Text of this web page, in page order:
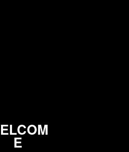
OM
E